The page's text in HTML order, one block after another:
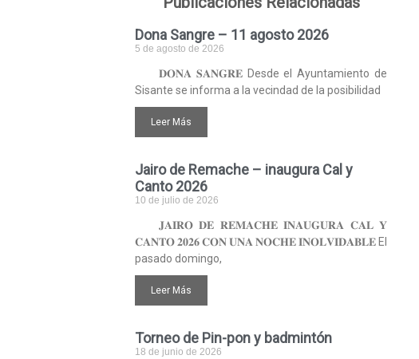
Dona Sangre – 11 agosto 2026
5 de agosto de 2026
𝐃𝐎𝐍𝐀 𝐒𝐀𝐍𝐆𝐑𝐄 Desde el Ayuntamiento de
Sisante se informa a la vecindad de la posibilidad
Leer Más
Jairo de Remache – inaugura Cal y
Canto 2026
10 de julio de 2026
𝐉𝐀𝐈𝐑𝐎 𝐃𝐄 𝐑𝐄𝐌𝐀𝐂𝐇𝐄 𝐈𝐍𝐀𝐔𝐆𝐔𝐑𝐀 𝐂𝐀𝐋 𝐘
𝐂𝐀𝐍𝐓𝐎 𝟐𝟎𝟐𝟔 𝐂𝐎𝐍 𝐔𝐍𝐀 𝐍𝐎𝐂𝐇𝐄 𝐈𝐍𝐎𝐋𝐕𝐈𝐃𝐀𝐁𝐋𝐄 El
pasado domingo,
Leer Más
Torneo de Pin-pon y badmintón
18 de junio de 2026